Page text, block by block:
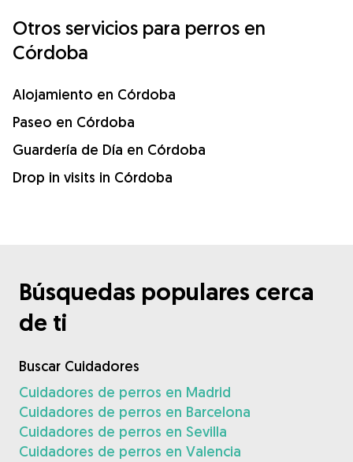
Otros servicios para perros en
Córdoba
Alojamiento en Córdoba
Paseo en Córdoba
Guardería de Día en Córdoba
Drop in visits in Córdoba
Búsquedas populares cerca
de ti
Buscar Cuidadores
Cuidadores de perros en Madrid
Cuidadores de perros en Barcelona
Cuidadores de perros en Sevilla
Cuidadores de perros en Valencia